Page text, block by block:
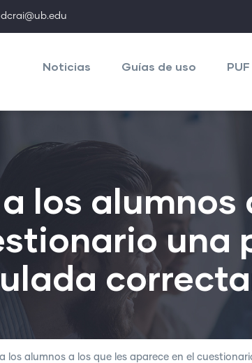
navigation
Noticias Guías de uso
los alumnos
una
los alumnos a los que les aparece en el